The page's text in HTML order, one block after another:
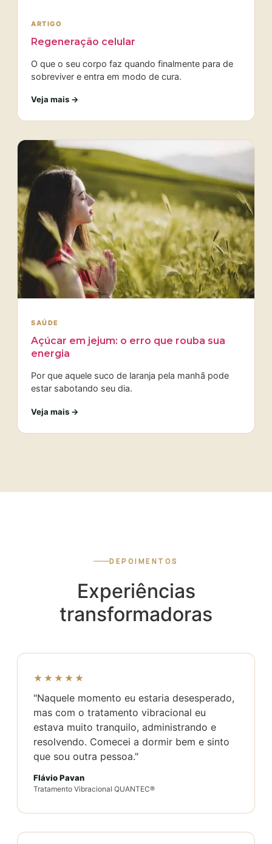
ARTIGO
Regeneração celular
O que o seu corpo faz quando finalmente para de
sobreviver e entra em modo de cura.
Veja mais →
SAÚDE
Açúcar em jejum: o erro que rouba sua
energia
Por que aquele suco de laranja pela manhã pode
estar sabotando seu dia.
Veja mais →
DEPOIMENTOS
Experiências
transformadoras
★★★★★
"Naquele momento eu estaria desesperado,
mas com o tratamento vibracional eu
estava muito tranquilo, administrando e
resolvendo. Comecei a dormir bem e sinto
que sou outra pessoa."
Flávio Pavan
Tratamento Vibracional QUANTEC®